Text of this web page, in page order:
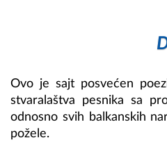
Ovo je sajt posvećen
stvaralaštva pesnika sa
odnosno svih balkanskih
požele.